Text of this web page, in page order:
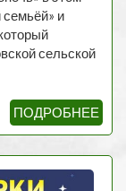
семьёй» и
сельской
ПОДРОБНЕЕ